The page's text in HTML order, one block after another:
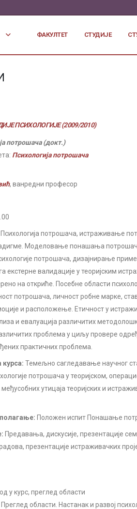
ФАКУЛТЕТ СТУДИЈЕ
ПСИХОЛОГИЈЕ (2009/2010)
потрошача (докт.)
Психологија потрошача
, ванредни професор
Психологија потрошача, истраживање
Моделовање понашања
потрошача, дизајнирање
екстерне валидације у теоријским
на откриће. Посебне области
потрошача, личност робне марке,
и расположење. Етичност у
и евалуација различитих
проблема у циљу провере
практичних проблема.
Темељно сагледавање научног
потрошача у теоријском,
утицаја теоријских и
Положен испит Понашање
Предавања, дискусије, презентације
презентације истраживачких
у курс, преглед области
области. Настанак и развој